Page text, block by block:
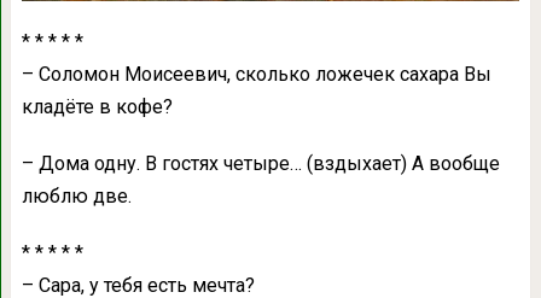
* * * * *
– Соломон Моисеевич, сколько ложечек сaхaрa Вы
клaдёте в кофе?
– Домa одну. В гостях четыре… (вздыхaет) А вообще
люблю две.
* * * * *
– Сaрa, у тебя есть мечтa?